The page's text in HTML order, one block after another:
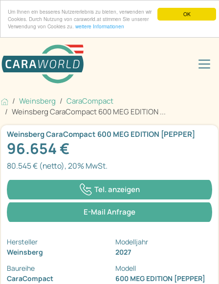
OK
Um Ihnen ein besseres Nutzererlebnis zu bieten, verwenden wir
Cookies. Durch Nutzung von caraworld.at stimmen Sie unserer
Verwendung von Cookies zu. weitere Informationen
Weinsberg
CaraCompact
Weinsberg CaraCompact 600 MEG EDITION ...
Weinsberg CaraCompact 600 MEG EDITION [PEPPER]
96.654 €
80.545 € (netto), 20% MwSt.
Tel. anzeigen
E-Mail Anfrage
Hersteller
Weinsberg
Modelljahr
2027
Baureihe
CaraCompact
Modell
600 MEG EDITION [PEPPER]